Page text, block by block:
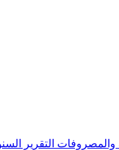
والمصروفات التقرير